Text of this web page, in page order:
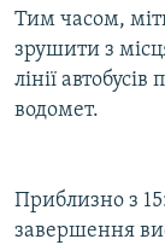
Усі сайти
Тим часом,
зрушити з
лінії
водомет.
Приблизно з
завершення